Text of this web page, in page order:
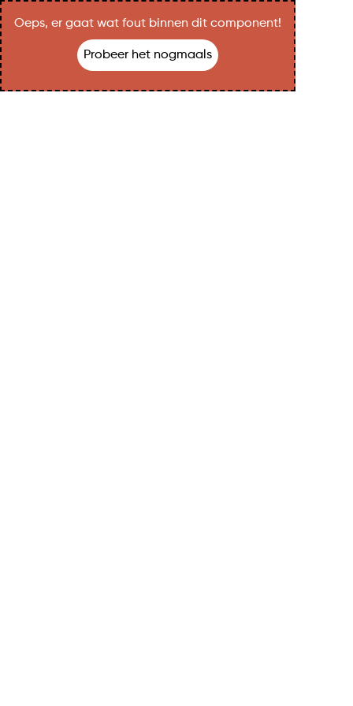
Oeps, er gaat wat fout binnen dit component!
Probeer het nogmaals